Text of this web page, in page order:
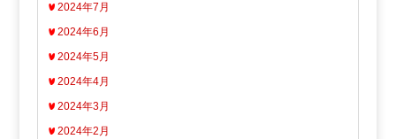
2024年7月
2024年6月
2024年5月
2024年4月
2024年3月
2024年2月